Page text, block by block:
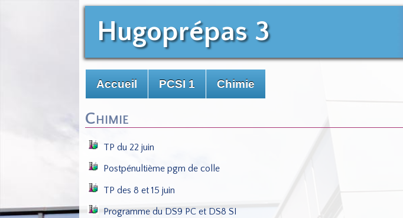
Hugoprépas 3
Accueil PCSI 1 Chimie
Chimie
TP du 22 juin
Postpénultième pgm de colle
TP des 8 et 15 juin
Programme du DS9 PC et DS8 SI